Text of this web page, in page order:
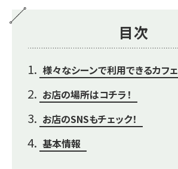
目次
様々なシーンで利用できるカフェ
お店の場所はコチラ！
お店のSNSもチェック！
基本情報